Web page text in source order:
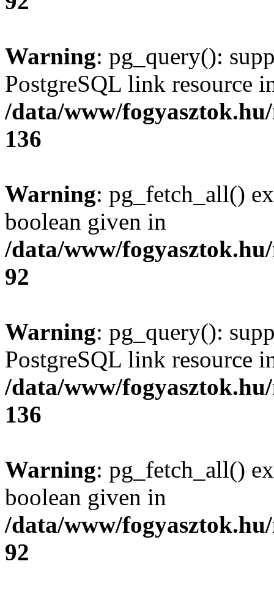
Warning: pg_query():
PostgreSQL link resource
/data/www/
136
Warning: pg_fetch_all()
boolean given in
/data/www/
92
Warning: pg_query():
PostgreSQL link resource
/data/www/
136
Warning: pg_fetch_all()
boolean given in
/data/www/
92